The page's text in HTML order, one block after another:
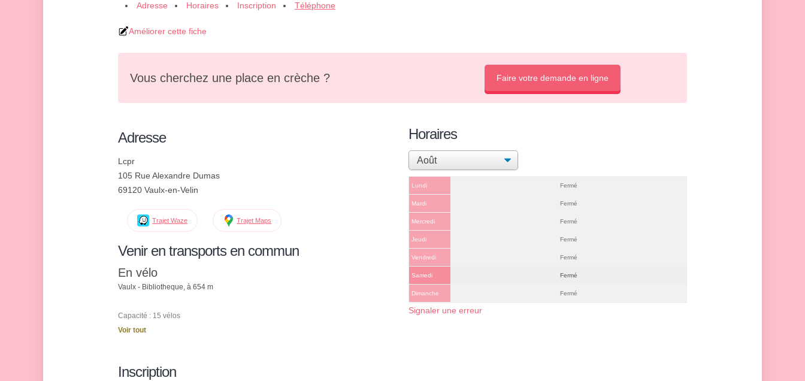
Adresse
Horaires Inscription Téléphone
Améliorer cette fiche
Vous cherchez une place en crèche ? Faire votre demande en ligne
Adresse
Lcpr
105 Rue Alexandre Dumas
69120 Vaulx-en-Velin
Trajet Waze Trajet Maps
Venir en transports en commun
En vélo
Vaulx - Bibliotheque, à 654 m
Capacité : 15 vélos
Voir tout
Horaires
Lundi Fermé
Mardi Fermé
Mercredi Fermé
Jeudi Fermé
Vendredi Fermé
Samedi Fermé
Dimanche Fermé
Signaler une erreur
Inscription